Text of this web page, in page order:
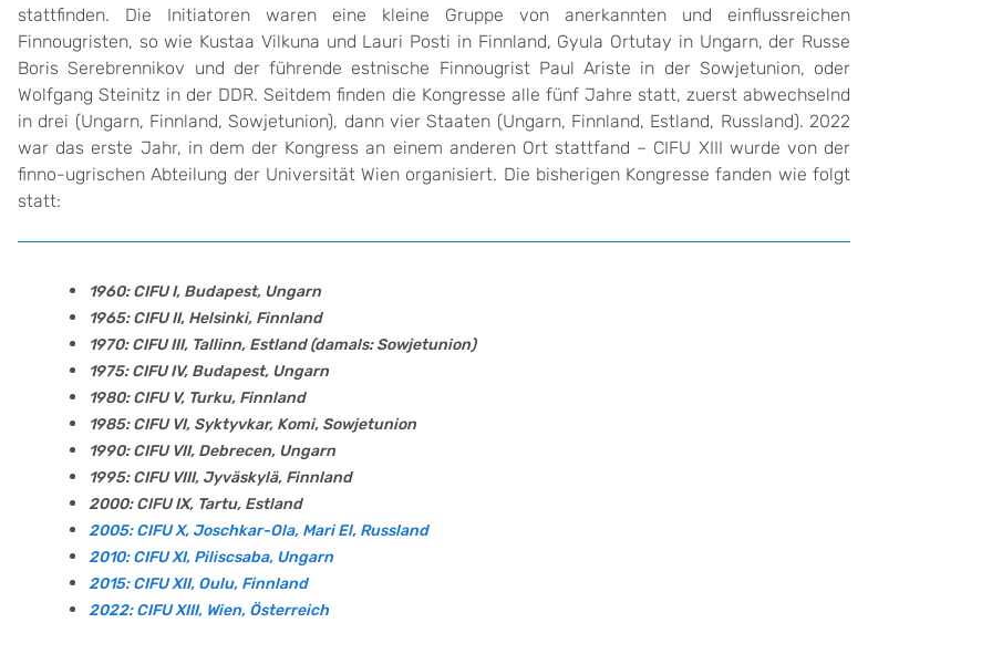
stattfinden. Die Initiatoren waren eine kleine Gruppe von anerkannten und einflussreichen
Finnougristen, so wie Kustaa Vilkuna und Lauri Posti in Finnland, Gyula Ortutay in Ungarn, der Russe
Boris Serebrennikov und der führende estnische Finnougrist Paul Ariste in der Sowjetunion, oder
Wolfgang Steinitz in der DDR. Seitdem finden die Kongresse alle fünf Jahre statt, zuerst abwechselnd
in drei (Ungarn, Finnland, Sowjetunion), dann vier Staaten (Ungarn, Finnland, Estland, Russland). 2022
war das erste Jahr, in dem der Kongress an einem anderen Ort stattfand – CIFU XIII wurde von der
finno-ugrischen Abteilung der Universität Wien organisiert. Die bisherigen Kongresse fanden wie folgt
statt:
1960: CIFU I, Budapest, Ungarn
1965: CIFU II, Helsinki, Finnland
1970: CIFU III, Tallinn, Estland (damals: Sowjetunion)
1975: CIFU IV, Budapest, Ungarn
1980: CIFU V, Turku, Finnland
1985: CIFU VI, Syktyvkar, Komi, Sowjetunion
1990: CIFU VII, Debrecen, Ungarn
1995: CIFU VIII, Jyväskylä, Finnland
2000: CIFU IX, Tartu, Estland
2005: CIFU X, Joschkar-Ola, Mari El, Russland
2010: CIFU XI, Piliscsaba, Ungarn
2015: CIFU XII, Oulu, Finnland
2022: CIFU XIII, Wien, Österreich